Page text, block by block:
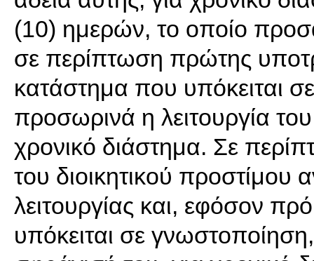
(10) ημερών, το οποίο
σε περίπτωση πρώτης
κατάστημα που υπόκειται
προσωρινά η λειτουργία
χρονικό διάστημα. Σε
του διοικητικού προστίμου
λειτουργίας και, εφόσον
υπόκειται σε